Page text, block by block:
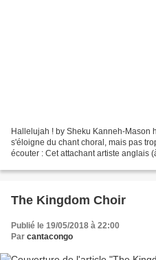
Hallelujah ! by Sheku Kanneh-Mason
s'éloigne du chant choral, mais pas
écouter : Cet attachant artiste anglais
The Kingdom Choir
Publié le 19/05/2018 à 22:00
Par cantacongo